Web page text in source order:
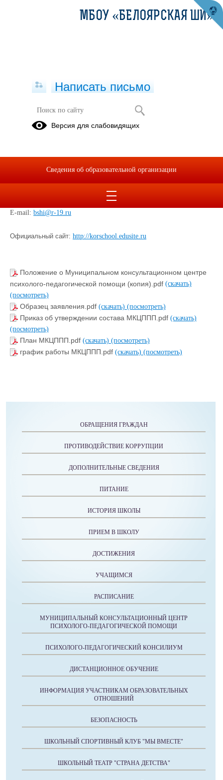
Муниципальный консультационный
центр психолого-педагогической
Наш адрес: 655650 Республика Хакасия, Алтайский район, с.
E-mail:bshi@r-19.ru
Официальный сайт: http://korschool.edusite.ru
Положение о Муниципальном консультационном центре
психолого-педагогической помощи (копия).pdf (скачать)
(посмотреть)
Образец заявления.pdf (скачать) (посмотреть)
Приказ об утверждении состава МКЦППП.pdf (скачать)
(посмотреть)
План МКЦППП.pdf (скачать) (посмотреть)
график работы МКЦППП.pdf (скачать) (посмотреть)
ОБРАЩЕНИЯ ГРАЖДАН
ПРОТИВОДЕЙСТВИЕ КОРРУПЦИИ
ДОПОЛНИТЕЛЬНЫЕ СВЕДЕНИЯ
ПИТАНИЕ
ИСТОРИЯ ШКОЛЫ
ПРИЕМ В ШКОЛУ
ДОСТИЖЕНИЯ
УЧАЩИМСЯ
РАСПИСАНИЕ
МУНИЦИПАЛЬНЫЙ КОНСУЛЬТАЦИОННЫЙ ЦЕНТР
ПСИХОЛОГО-ПЕДАГОГИЧЕСКОЙ ПОМОЩИ
ПСИХОЛОГО-ПЕДАГОГИЧЕСКИЙ КОНСИЛИУМ
ДИСТАНЦИОННОЕ ОБУЧЕНИЕ
ИНФОРМАЦИЯ УЧАСТНИКАМ ОБРАЗОВАТЕЛЬНЫХ
ОТНОШЕНИЙ
БЕЗОПАСНОСТЬ
ШКОЛЬНЫЙ СПОРТИВНЫЙ КЛУБ "МЫ ВМЕСТЕ"
ШКОЛЬНЫЙ ТЕАТР "СТРАНА ДЕТСТВА"
МБОУ «БЕЛОЯРСКАЯ ШИ»
Написать письмо
Версия для слабовидящих
Сведения об образовательной организации